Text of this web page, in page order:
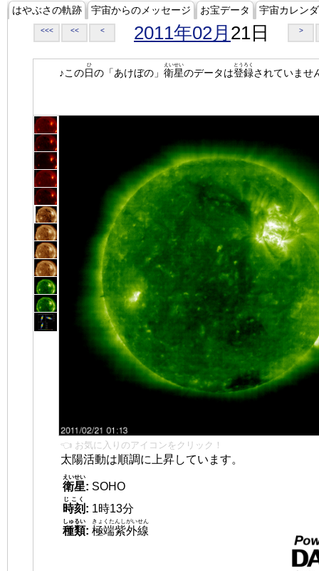
はやぶさの軌跡 宇宙からのメッセージ お宝データ 宇宙カレン
<<< << < 2011年02月 21日 >
♪この日
ひ
の「あけぼの」 衛星
えいせい
のデータは登録
とうろく
されていませ
👈 お気に入りのアイコンをクリック！
太陽活動は順調に上昇しています。
衛星
えいせい
: SOHO
時刻
じこく
: 1時13分
種類
しゅるい
: 極端紫外線
きょくたんしがいせん